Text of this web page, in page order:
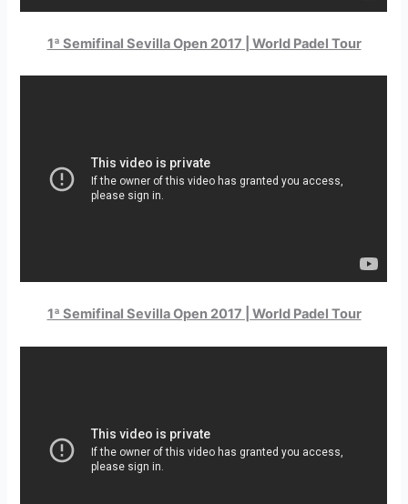
1ª Semifinal Sevilla Open 2017 | World Padel Tour
1ª Semifinal Sevilla Open 2017 | World Padel Tour